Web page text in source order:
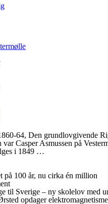
64, Den grundlovgivende
Casper Asmussen på
i 1849 …
på 100 år, nu cirka én million
til Sverige – ny skolelov med
opdager